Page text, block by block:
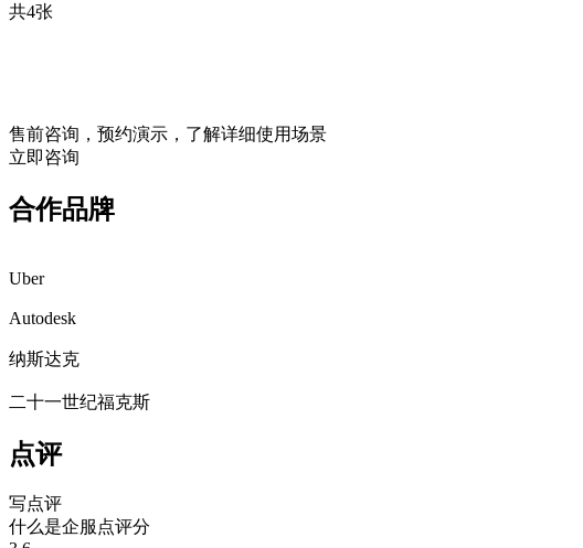
共4张
售前咨询，预约演示，了解详细使用场景
立即咨询
合作品牌
Uber
Autodesk
纳斯达克
二十一世纪福克斯
点评
写点评
什么是企服点评分